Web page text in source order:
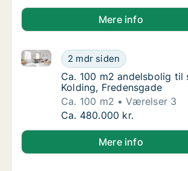
Mere info
Ca. 100 m2 andelsbolig til
2 mdr siden
Ca. 100 m2 andelsbolig til salg i
Ca. 100 m2 andelsbolig
Ca. 100 m2 andelsbolig til
Kolding, Fredensgade
Ca. 100 m2
Værelser 3
Ca. 100 m2 andelsbolig til
Ca. 480.000 kr.
Mere info